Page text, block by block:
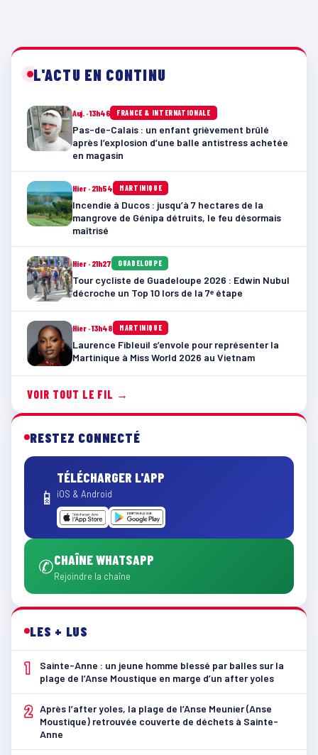
L'ACTU EN CONTINU
Auj. · 13h46 FRANCE & INTERNATIONALE
Pas-de-Calais : un enfant grièvement brûlé
après l’explosion d’une balle antistress achetée
en magasin
Hier · 21h54 MARTINIQUE
Incendie à Ducos : jusqu’à 7 hectares de la
mangrove de Génipa détruits, le feu désormais
maîtrisé
Hier · 21h27 GUADELOUPE
Tour cycliste de Guadeloupe 2026 : Edwin Nubul
décroche un Top 10 lors de la 7ᵉ étape
Hier · 13h48 MARTINIQUE
Laurence Fibleuil s’envole pour représenter la
Martinique à Miss World 2026 au Vietnam
VOIR TOUT LE FIL →
RESTEZ CONNECTÉ
📱
TÉLÉCHARGER L'APP
iOS & Android
✆CHAÎNE WHATSAPP
Rejoindre la chaîne
LES + LUS
1
Sainte-Anne : un jeune homme blessé par balles sur la
plage de l’Anse Moustique en marge d’un after yoles
2 Après l’after yoles, la plage de l’Anse Meunier (Anse
Moustique) retrouvée couverte de déchets à Sainte-
Anne